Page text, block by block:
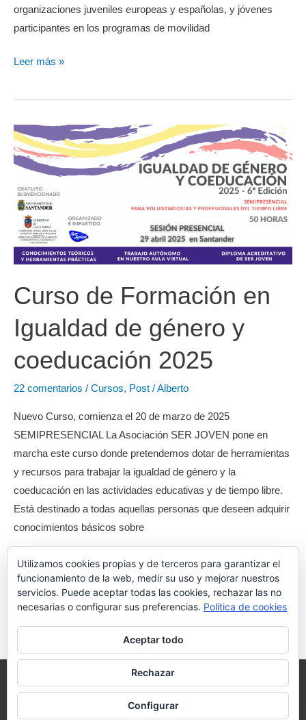
organizaciones juveniles europeas y españolas, y jóvenes
participantes en los programas de movilidad
El
impulsa
diálogo
entre
jóvenes
y
agentes
sociales
sobre
el
de
Erasmus+
y
Cuerpo
de
Solidaridad
Leer más »
Curso de Formación en
Igualdad de género y
coeducación 2025
22 comentarios / Cursos, Post /Alberto
Nuevo Curso, comienza el 20 de marzo de 2025
SEMIPRESENCIAL La Asociación SER JOVEN pone en
marcha este curso donde pretendemos dotar de herramientas
y recursos para trabajar la igualdad de género y la
coeducación en las actividades educativas y de tiempo libre.
Está destinado a todas aquellas personas que deseen adquirir
conocimientos básicos sobre
Curso
de
Formación
de
Leer más »
Paginación
entradas
1 2 … 6 Siguiente→
Copyright © Página web desarrollada por la asociación Ser
Joven
Utilizamos cookies propias y de terceros para garantizar el
funcionamiento de la web, medir su uso y mejorar nuestros
servicios. Puede aceptar todas las cookies, rechazar las no
necesarias o configurar sus preferencias. Política de cookies
Aceptar todo
Rechazar
Configurar